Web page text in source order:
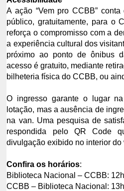
A ação “Vem pro CCBB”
público, gratuitamente, para o
reforça o compromisso com a
a experiência cultural dos
próximo ao ponto de ônibus
acesso é gratuito, mediante
bilheteria física do CCBB, ou
O ingresso garante o lugar
lotação, mas a ausência de
na van. Uma pesquisa de
respondida pelo QR Code
divulgação exibido no interior
Confira os horários:
Biblioteca Nacional – CCBB:
CCBB – Biblioteca Nacional: